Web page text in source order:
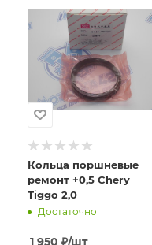
Кольца поршневые
ремонт +0,5 Chery
Tiggo 2,0
Достаточно
1 950 ₽/шт